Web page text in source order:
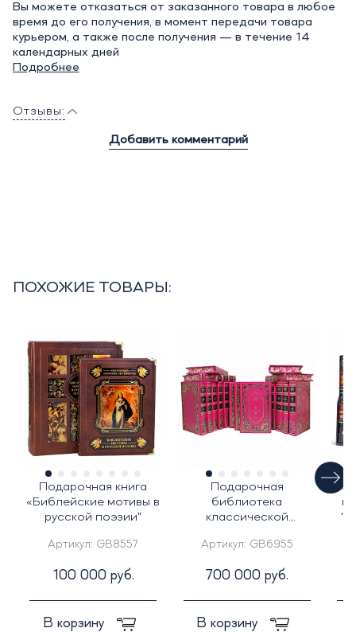
Вы можете отказаться от заказанного товара в любое
время до его получения, в момент передачи товара
курьером, а также после получения — в течение 14
календарных дней
Подробнее
Отзывы:
Добавить комментарий
ПОХОЖИЕ ТОВАРЫ:
Подарочная книга
«Библейские мотивы в
русской поэзии"
Артикул: GB8557
100 000 руб.
В корзину
Подарочная
библиотека
классической
25-ти томах
Артикул: GB6955
700 000 руб.
В корзину